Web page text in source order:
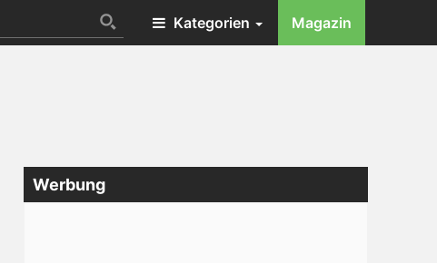
Kategorien Magazin
Werbung